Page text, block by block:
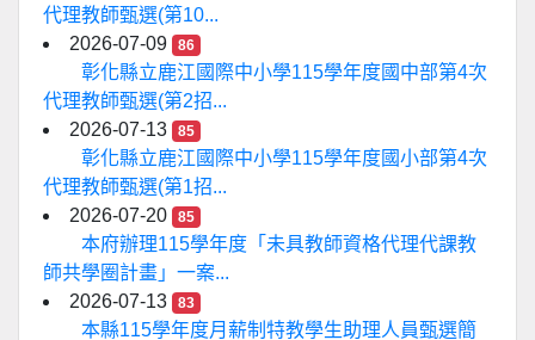
代理教師甄選(第10...
2026-07-09
86
彰化縣立鹿江國際中小學115學年度國中部第4次
代理教師甄選(第2招...
2026-07-13
85
彰化縣立鹿江國際中小學115學年度國小部第4次
代理教師甄選(第1招...
2026-07-20
85
本府辦理115學年度「未具教師資格代理代課教
師共學圈計畫」一案...
2026-07-13
83
本縣115學年度月薪制特教學生助理人員甄選簡